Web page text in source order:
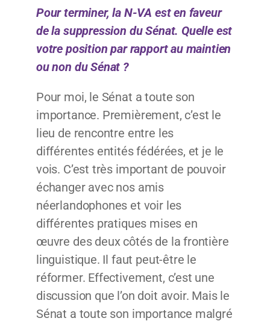
Pour terminer, la N-VA est en faveur
de la suppression du Sénat. Quelle est
votre position par rapport au maintien
ou non du Sénat ?
Pour moi, le Sénat a toute son
importance. Premièrement, c’est le
lieu de rencontre entre les
différentes entités fédérées, et je le
vois. C’est très important de pouvoir
échanger avec nos amis
néerlandophones et voir les
différentes pratiques mises en
œuvre des deux côtés de la frontière
linguistique. Il faut peut-être le
réformer. Effectivement, c’est une
discussion que l’on doit avoir. Mais le
Sénat a toute son importance malgré